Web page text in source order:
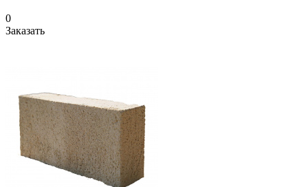
0
Заказать